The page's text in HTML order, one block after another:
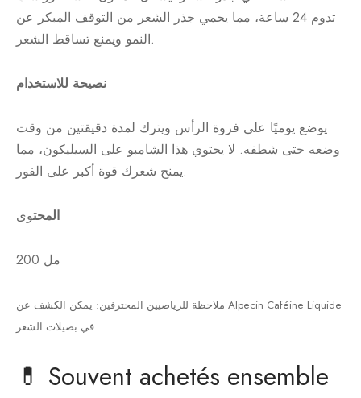
تدوم 24 ساعة، مما يحمي جذر الشعر من التوقف المبكر عن
النمو ويمنع تساقط الشعر.
نصيحة للاستخدام
يوضع يوميًا على فروة الرأس ويترك لمدة دقيقتين من وقت
وضعه حتى شطفه. لا يحتوي هذا الشامبو على السيليكون، مما
يمنح شعرك قوة أكبر على الفور.
المحتوى
200 مل
ملاحظة للرياضيين المحترفين: يمكن الكشف عن Alpecin Caféine Liquide
في بصيلات الشعر.
💊 Souvent achetés ensemble